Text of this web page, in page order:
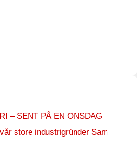
– SENT PÅ EN ONSDAG
store industrigründer Sam